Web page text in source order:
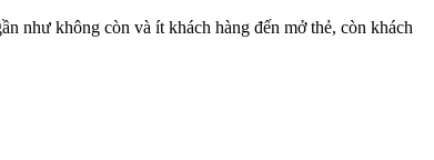
như không còn và ít khách hàng đến mở thẻ, còn khách